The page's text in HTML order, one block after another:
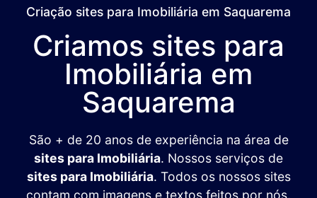
Criação sites para Imobiliária em Saquarema
Criamos sites para
Imobiliária em
Saquarema
São + de 20 anos de experiência na área de
sites para Imobiliária. Nossos serviços de
sites para Imobiliária. Todos os nossos sites
contam com imagens e textos feitos por nós.